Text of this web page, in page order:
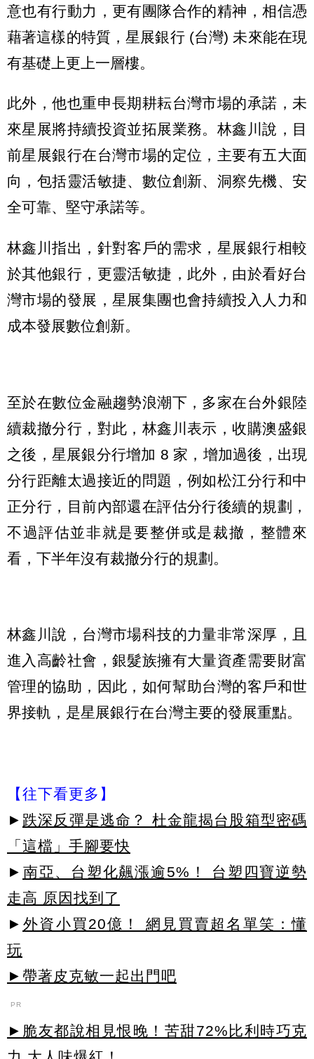
意也有行動力，更有團隊合作的精神，相信憑
藉著這樣的特質，星展銀行 (台灣) 未來能在現
有基礎上更上一層樓。
此外，他也重申長期耕耘台灣市場的承諾，未
來星展將持續投資並拓展業務。林鑫川說，目
前星展銀行在台灣市場的定位，主要有五大面
向，包括靈活敏捷、數位創新、洞察先機、安
全可靠、堅守承諾等。
林鑫川指出，針對客戶的需求，星展銀行相較
於其他銀行，更靈活敏捷，此外，由於看好台
灣市場的發展，星展集團也會持續投入人力和
成本發展數位創新。
至於在數位金融趨勢浪潮下，多家在台外銀陸
續裁撤分行，對此，林鑫川表示，收購澳盛銀
之後，星展銀分行增加 8 家，增加過後，出現
分行距離太過接近的問題，例如松江分行和中
正分行，目前內部還在評估分行後續的規劃，
不過評估並非就是要整併或是裁撤，整體來
看，下半年沒有裁撤分行的規劃。
林鑫川說，台灣市場科技的力量非常深厚，且
進入高齡社會，銀髮族擁有大量資產需要財富
管理的協助，因此，如何幫助台灣的客戶和世
界接軌，是星展銀行在台灣主要的發展重點。
【往下看更多】
► 跌深反彈是逃命？ 杜金龍揭台股箱型密碼
「這檔」手腳要快
► 南亞、台塑化飆漲逾5%！ 台塑四寶逆勢
走高 原因找到了
► 外資小買20億！ 網見買賣超名單笑：懂
玩
►帶著皮克敏一起出門吧
PR
►脆友都說相見恨晚！苦甜72%比利時巧克